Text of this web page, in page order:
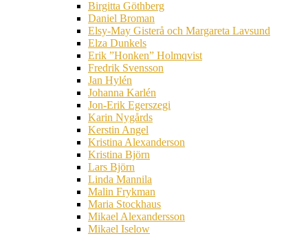
Birgitta Göthberg
Daniel Broman
Elsy-May Gisterå och Margareta Lavsund
Elza Dunkels
Erik ”Honken” Holmqvist
Fredrik Svensson
Jan Hylén
Johanna Karlén
Jon-Erik Egerszegi
Karin Nygårds
Kerstin Angel
Kristina Alexanderson
Kristina Björn
Lars Björn
Linda Mannila
Malin Frykman
Maria Stockhaus
Mikael Alexandersson
Mikael Iselow